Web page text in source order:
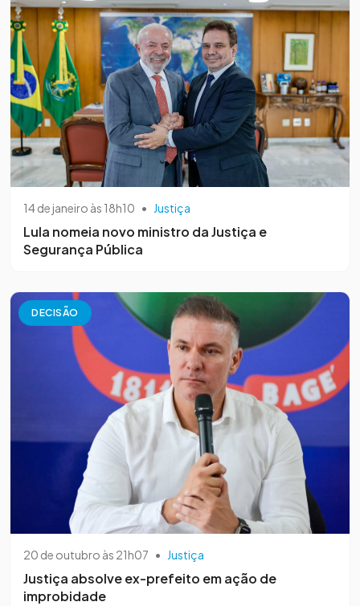
14 de janeiro às 18h10 • Justiça
Lula nomeia novo ministro da Justiça e
Segurança Pública
DECISÃO
20 de outubro às 21h07 • Justiça
Justiça absolve ex-prefeito em ação de
improbidade